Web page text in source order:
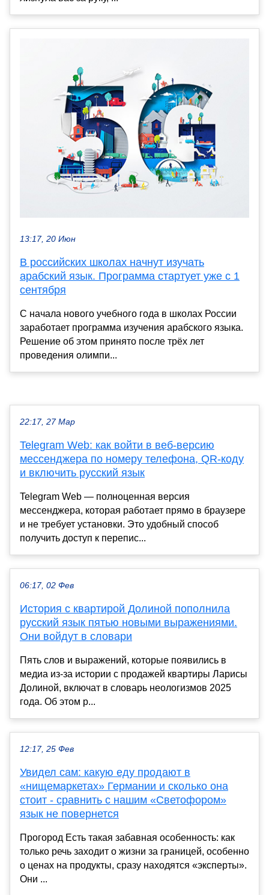
13:17, 20 Июн
В российских школах начнут изучать
арабский язык. Программа стартует уже с 1
сентября
С начала нового учебного года в школах России
заработает программа изучения арабского языка.
Решение об этом принято после трёх лет
проведения олимпи...
22:17, 27 Мар
Telegram Web: как войти в веб-версию
мессенджера по номеру телефона, QR-коду
и включить русский язык
Telegram Web — полноценная версия
мессенджера, которая работает прямо в браузере
и не требует установки. Это удобный способ
получить доступ к перепис...
06:17, 02 Фев
История с квартирой Долиной пополнила
русский язык пятью новыми выражениями.
Они войдут в словари
Пять слов и выражений, которые появились в
медиа из-за истории с продажей квартиры Ларисы
Долиной, включат в словарь неологизмов 2025
года. Об этом р...
12:17, 25 Фев
Увидел сам: какую еду продают в
«нищемаркетах» Германии и сколько она
стоит - сравнить с нашим «Светофором»
язык не повернется
Прогород Есть такая забавная особенность: как
только речь заходит о жизни за границей, особенно
о ценах на продукты, сразу находятся «эксперты».
Они ...